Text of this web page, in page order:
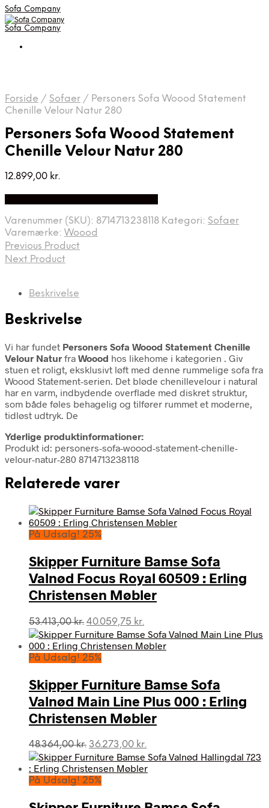
Sofa Company
Sofa Company
Forside / Sofaer / Personers Sofa Woood Statement
Chenille Velour Natur 280
Personers Sofa Woood Statement
Chenille Velour Natur 280
12.899,00 kr.
Varenummer (SKU): 8714713238118 Kategori: Sofaer
Varemærke: Woood
Previous Product
Next Product
Beskrivelse
Beskrivelse
Vi har fundet Personers Sofa Woood Statement Chenille
Velour Natur fra Woood hos likehome i kategorien . Giv
stuen et roligt, eksklusivt løft med denne rummelige sofa fra
Woood Statement-serien. Det bløde chenillevelour i natural
har en varm, indbydende overflade med diskret struktur,
som både føles behagelig og tilfører rummet et moderne,
tidløst udtryk. De
Yderlige produktinformationer:
Produkt id: personers-sofa-woood-statement-chenille-
velour-natur-280 8714713238118
Relaterede varer
På Udsalg! 25%
Skipper Furniture Bamse Sofa
Valnød Focus Royal 60509 : Erling
Christensen Møbler
53.413,00kr. Den
oprindelige
pris
var:
40.059,75 kr.
aktuelle
pris
På Udsalg! 25%
Skipper Furniture Bamse Sofa
Valnød Main Line Plus 000 : Erling
Christensen Møbler
48.364,00kr. Den
oprindelige
pris
var:
36.273,00 kr.
aktuelle
pris
På Udsalg! 25%